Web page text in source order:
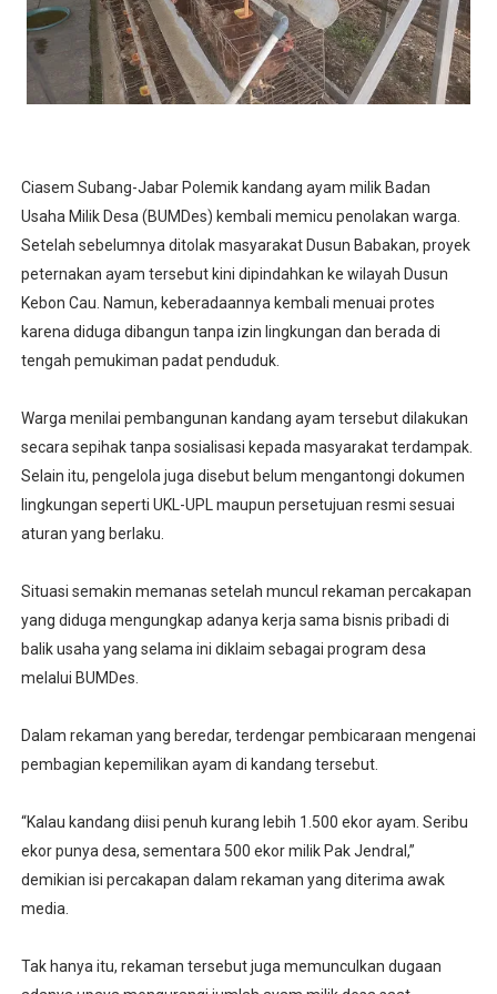
Ciasem Subang-Jabar Polemik kandang ayam milik Badan
Usaha Milik Desa (BUMDes) kembali memicu penolakan warga.
Setelah sebelumnya ditolak masyarakat Dusun Babakan, proyek
peternakan ayam tersebut kini dipindahkan ke wilayah Dusun
Kebon Cau. Namun, keberadaannya kembali menuai protes
karena diduga dibangun tanpa izin lingkungan dan berada di
tengah pemukiman padat penduduk.
Warga menilai pembangunan kandang ayam tersebut dilakukan
secara sepihak tanpa sosialisasi kepada masyarakat terdampak.
Selain itu, pengelola juga disebut belum mengantongi dokumen
lingkungan seperti UKL-UPL maupun persetujuan resmi sesuai
aturan yang berlaku.
Situasi semakin memanas setelah muncul rekaman percakapan
yang diduga mengungkap adanya kerja sama bisnis pribadi di
balik usaha yang selama ini diklaim sebagai program desa
melalui BUMDes.
Dalam rekaman yang beredar, terdengar pembicaraan mengenai
pembagian kepemilikan ayam di kandang tersebut.
“Kalau kandang diisi penuh kurang lebih 1.500 ekor ayam. Seribu
ekor punya desa, sementara 500 ekor milik Pak Jendral,”
demikian isi percakapan dalam rekaman yang diterima awak
media.
Tak hanya itu, rekaman tersebut juga memunculkan dugaan